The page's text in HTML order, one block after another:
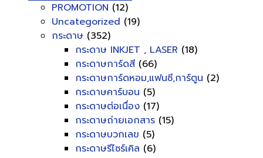
PROMOTION (12)
Uncategorized (19)
กระดาษ (352)
กระดาษ INKJET , LASER (18)
กระดาษการ์ดสี (66)
กระดาษการ์ดหอม,แฟนซี,การ์ตูน (2)
กระดาษคาร์บอน (5)
กระดาษต่อเนื่อง (17)
กระดาษถ่ายเอกสาร (15)
กระดาษบวกเลข (5)
กระดาษรีไซร์เคิล (6)